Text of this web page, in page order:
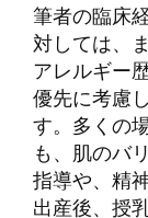
筆者の臨床
対しては、
アレルギー
優先に考慮
す。多くの
も、肌のバ
指導や、精
出産後、授